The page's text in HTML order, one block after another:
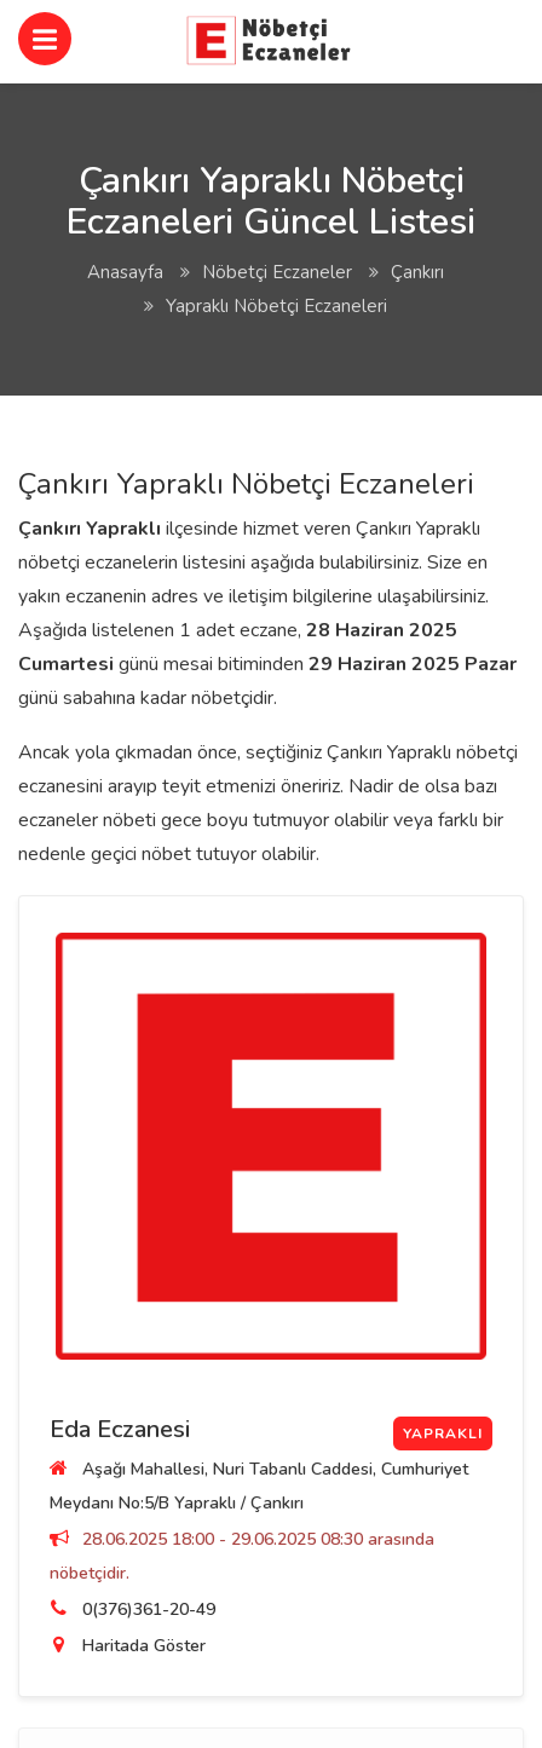
Çankırı Yapraklı Nöbetçi
Eczaneleri Güncel Listesi
Anasayfa Nöbetçi Eczaneler
Çankırı
Yapraklı Nöbetçi Eczaneleri
Çankırı Yapraklı Nöbetçi Eczaneleri
Çankırı Yapraklı ilçesinde hizmet veren Çankırı Yapraklı
nöbetçi eczanelerin listesini aşağıda bulabilirsiniz. Size en
yakın eczanenin adres ve iletişim bilgilerine ulaşabilirsiniz.
Aşağıda listelenen 1 adet eczane, 28 Haziran 2025
Cumartesi günü mesai bitiminden 29 Haziran 2025 Pazar
günü sabahına kadar nöbetçidir.
Ancak yola çıkmadan önce, seçtiğiniz Çankırı Yapraklı nöbetçi
eczanesini arayıp teyit etmenizi öneririz. Nadir de olsa bazı
eczaneler nöbeti gece boyu tutmuyor olabilir veya farklı bir
nedenle geçici nöbet tutuyor olabilir.
Eda Eczanesi YAPRAKLI
Aşağı Mahallesi, Nuri Tabanlı Caddesi, Cumhuriyet
Meydanı No:5/B Yapraklı / Çankırı
28.06.2025 18:00 - 29.06.2025 08:30 arasında
nöbetçidir.
0(376)361-20-49
Haritada Göster